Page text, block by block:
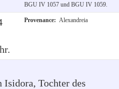
BGU IV 1057 und BGU IV 1059.
Provenance: Alexandreia
Isidora, Tochter des